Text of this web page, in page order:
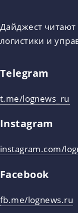
Дайджест читают
логистики и
Telegram
t.me/lognews_ru
Instagram
instagram.com/
Facebook
fb.me/lognews.ru